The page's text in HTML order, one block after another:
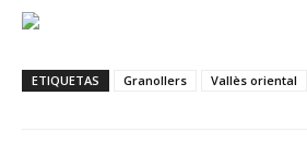
ETIQUETAS Granollers Vallès oriental